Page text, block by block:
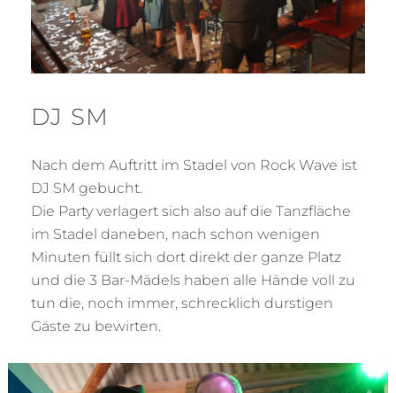
DJ SM
Nach dem Auftritt im Stadel von Rock Wave ist
DJ SM gebucht.
Die Party verlagert sich also auf die Tanzfläche
im Stadel daneben, nach schon wenigen
Minuten füllt sich dort direkt der ganze Platz
und die 3 Bar-Mädels haben alle Hände voll zu
tun die, noch immer, schrecklich durstigen
Gäste zu bewirten.